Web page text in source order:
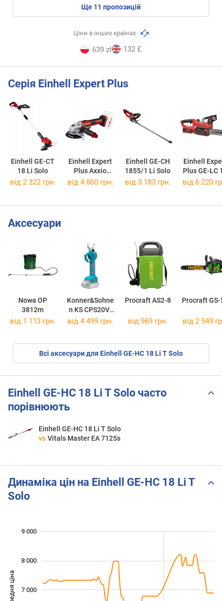
ще 11 пропозицій
Ціни в інших країнах
639 zł 132 £
Серія Einhell Expert Plus
Einhell GE-CT
18 Li Solo
Einhell Expert
Plus Axxio
18/125 Solo
Einhell GE-CH
1855/1 Li Solo
Einhell
Plus GE-LC
Li Kit
від 2 322 грн. від 4 860 грн. від 3 183 грн. від 6 220
Аксесуари
Nowa OP
3812m
Konner&Sohne
n KS CPS20V-
40
Procraft AS2-8 Procraft
від 1 113 грн. від 4 499 грн. від 969 грн. від 2 549
Всі аксесуари для Einhell GE-HC 18 Li T Solo
Einhell GE-HC 18 Li T Solo часто
порівнюють
Einhell GE-HC 18 Li T Solo
vs Vitals Master EA 7125s
Динаміка цін на Einhell GE-HC 18 Li T
Solo
Середня ціна 5 000
7 000
8 000
9 000